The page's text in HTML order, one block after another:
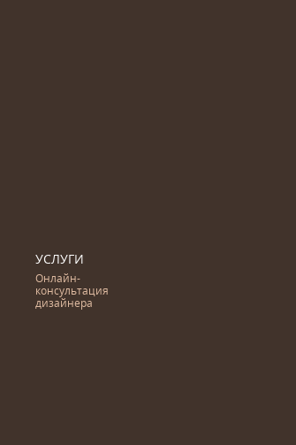
УСЛУГИ
Онлайн-
консультация
дизайнера